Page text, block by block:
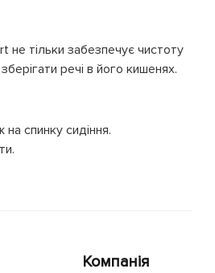
тільки забезпечує чистоту
речі в його кишенях.
спинку сидіння.
Компанія